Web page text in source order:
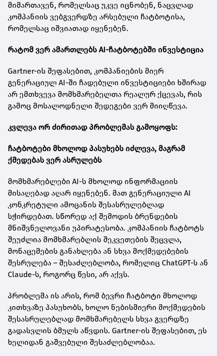
მიმართავენ, რომელსაც უკვე იცნობენ, ნაცვლად
კომპანიის ვებგვერდზე არსებული ჩატბოტისა,
რომელსაც იშვიათად იყენებენ.
რატომ ვერ ამართლებს AI-ჩატბოტებში ინვესტიცია
Gartner-ის შეფასებით, კომპანიების მიერ
გენერაციულ AI-ში ჩადებული ინვესტიციები ხშირად
არ ემთხვევა მომხმარებელთა რეალურ ქცევას, რის
გამოც მოსალოდნელი შედეგები ვერ მიიღწევა.
კვლევა ორ ძირითად პრობლემას გამოყოფს:
ჩატბოტები მხოლოდ პასუხებს იძლევა, მაგრამ
ქმედებას ვერ ასრულებს
მომხმარებლები AI-ს მხოლოდ ინფორმაციის
მისაღებად აღარ იყენებენ. მათ გენერაციული AI
კონკრეტული ამოცანის შესასრულებლად
სჭირდებათ. სწორედ აქ შემოდის ბრენდების
მნიშვნელოვანი უპირატესობა. კომპანიის ჩატბოტს
შეუძლია მომხმარებლის შეკვეთების შეცვლა,
მონაცემების განახლება ან სხვა მოქმედებების
შესრულება – შესაძლებლობა, რომელიც ChatGPT-ს ან
Claude-ს, როგორც წესი, არ აქვს.
პრობლემა ის არის, რომ ბევრი ჩატბოტი მხოლოდ
კითხვაზე პასუხობს, ხოლო ნებისმიერი მოქმედების
შესასრულებლად მომხმარებელს სხვა გვერდზე
გადასვლის ბმულს აწვდის. Gartner-ის შეფასებით, ეს
ხელიდან გაშვებული შესაძლებლობაა.